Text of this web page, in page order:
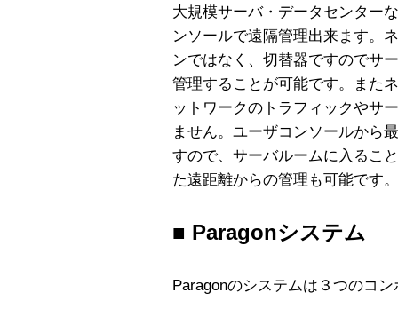
大規模サーバ・データセンター
ンソールで遠隔管理出来ます。
ンではなく、切替器ですのでサ
管理することが可能です。また
ットワークのトラフィックやサ
ません。ユーザコンソールから
すので、サーバルームに入るこ
た遠距離からの管理も可能です。
■ Paragonシステム
Paragonのシステムは３つのコ